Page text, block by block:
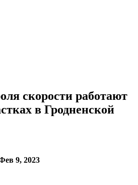
скорости работают
в Гродненской
9, 2023